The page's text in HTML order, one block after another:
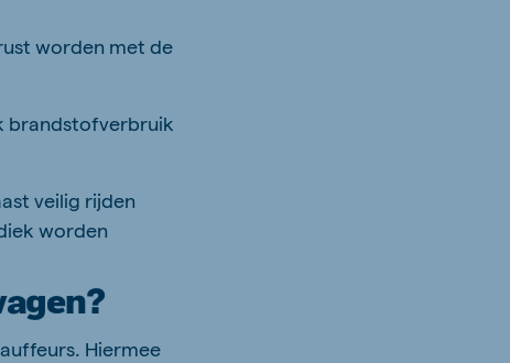
worden met de
brandstofverbruik
veilig rijden
worden
Hiermee